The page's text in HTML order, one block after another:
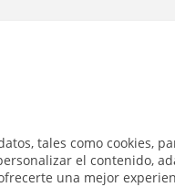
tales como cookies,
el contenido,
una mejor
interesarte